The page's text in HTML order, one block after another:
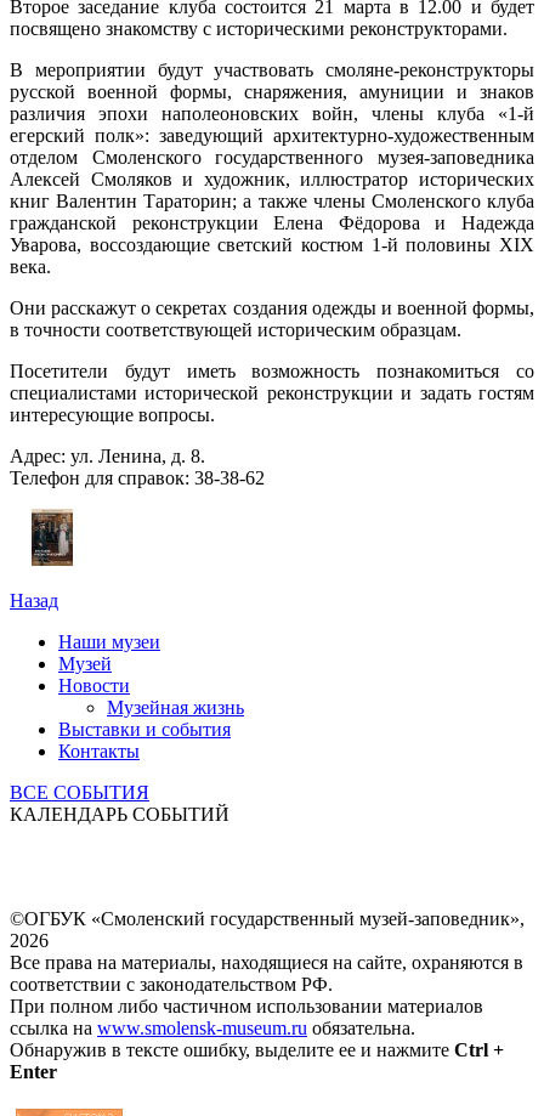
Второе заседание клуба состоится 21 марта в 12.00 и будет
посвящено знакомству с историческими реконструкторами.
В мероприятии будут участвовать смоляне-реконструкторы
русской военной формы, снаряжения, амуниции и знаков
различия эпохи наполеоновских войн, члены клуба «1-й
егерский полк»: заведующий архитектурно-художественным
отделом Смоленского государственного музея-заповедника
Алексей Смоляков и художник, иллюстратор исторических
книг Валентин Тараторин; а также члены Смоленского клуба
гражданской реконструкции Елена Фёдорова и Надежда
Уварова, воссоздающие светский костюм 1-й половины XIX
века.
Они расскажут о секретах создания одежды и военной формы,
в точности соответствующей историческим образцам.
Посетители будут иметь возможность познакомиться со
специалистами исторической реконструкции и задать гостям
интересующие вопросы.
Адрес: ул. Ленина, д. 8.
Телефон для справок: 38-38-62
Назад
Наши музеи
Музей
Новости
Музейная жизнь
Выставки и события
Контакты
ВСЕ СОБЫТИЯ
КАЛЕНДАРЬ СОБЫТИЙ
©ОГБУК «Смоленский государственный музей-заповедник»,
2026
Все права на материалы, находящиеся на сайте, охраняются в
соответствии с законодательством РФ.
При полном либо частичном использовании материалов
ссылка на www.smolensk-museum.ru обязательна.
Обнаружив в тексте ошибку, выделите ее и нажмите Ctrl +
Enter